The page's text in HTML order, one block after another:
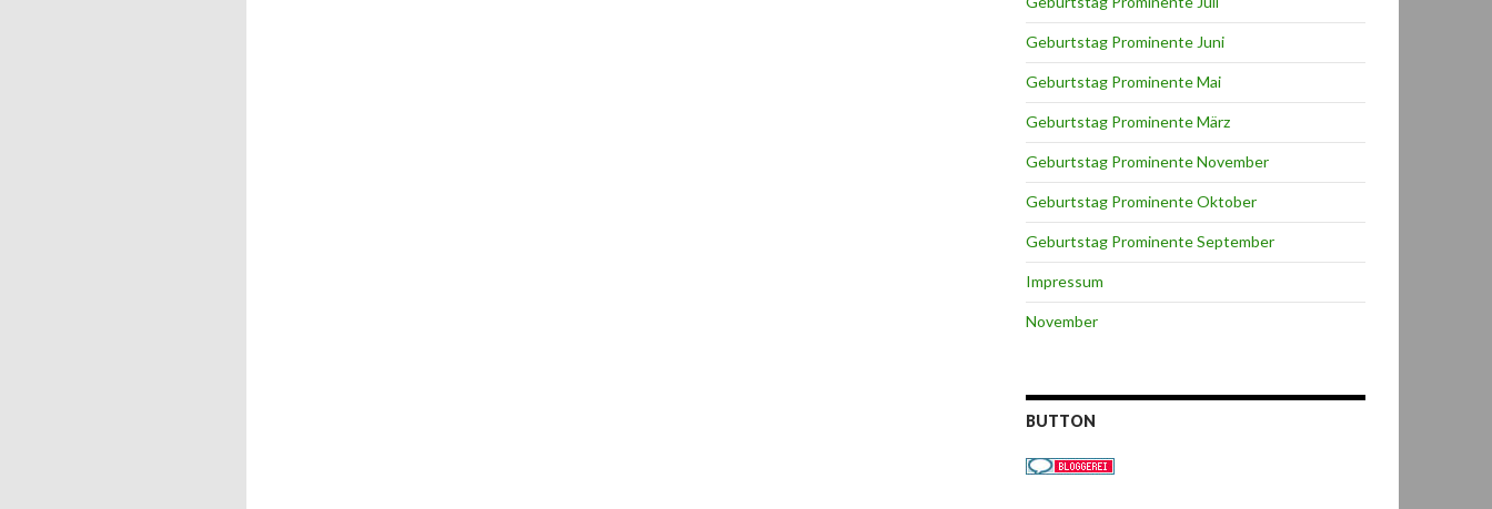
Geburtstag Prominente Juni
Geburtstag Prominente Mai
Geburtstag Prominente März
Geburtstag Prominente November
Geburtstag Prominente Oktober
Geburtstag Prominente September
Impressum
November
BUTTON